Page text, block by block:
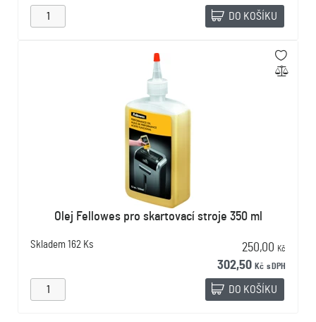
DO KOŠÍKU
Olej Fellowes pro skartovací stroje 350 ml
Skladem 162 Ks 250,00 Kč
302,50 Kč s DPH
DO KOŠÍKU